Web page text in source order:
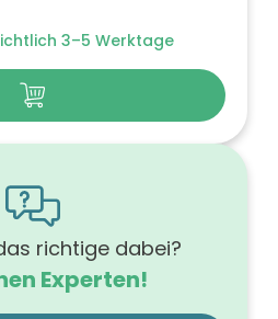
3–5 Werktage
richtige dabei?
Experten!